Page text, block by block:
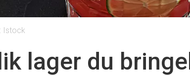
Istock
lager du